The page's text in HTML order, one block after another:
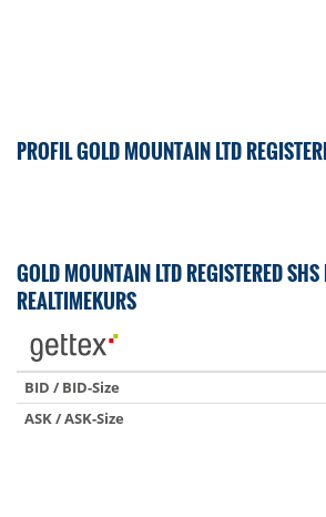
PROFIL GOLD MOUNTAIN LTD
GOLD MOUNTAIN LTD REGISTERED
REALTIMEKURS
BID / BID-Size
ASK / ASK-Size